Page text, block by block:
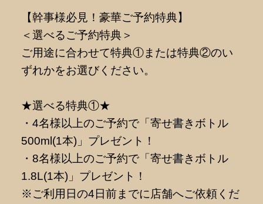
【幹事様必見！豪華ご予約特典】
＜選べるご予約特典＞
ご用途に合わせて特典①または特典②のい
ずれかをお選びください。
★選べる特典①★
・4名様以上のご予約で「寄せ書きボトル
500ml(1本)」プレゼント！
・8名様以上のご予約で「寄せ書きボトル
1.8L(1本)」プレゼント！
※ご利用日の4日前までに店舗へご依頼くだ